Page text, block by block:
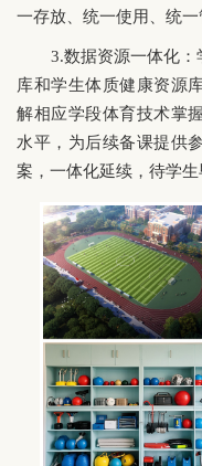
一存放、统一使用、统一
3.数据资源一体化
库和学生体质健康资源
解相应学段体育技术掌
水平，为后续备课提供
案，一体化延续，待学生